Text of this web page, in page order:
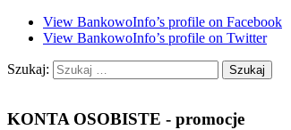
View BankowoInfo’s profile on Facebook
View BankowoInfo’s profile on Twitter
Szukaj:
KONTA OSOBISTE - promocje